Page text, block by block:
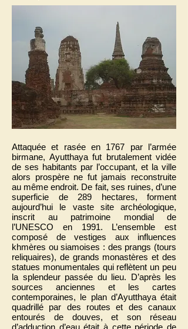
Attaquée et rasée en 1767 par l’armée
birmane, Ayutthaya fut brutalement vidée
de ses habitants par l’occupant, et la ville
alors prospère ne fut jamais reconstruite
au même endroit. De fait, ses ruines, d’une
superficie de 289 hectares, forment
aujourd’hui le vaste site archéologique,
inscrit au patrimoine mondial de
l’UNESCO en 1991. L’ensemble est
composé de vestiges aux influences
khmères ou siamoises : des prangs (tours
reliquaires), de grands monastères et des
statues monumentales qui reflètent un peu
la splendeur passée du lieu. D’après les
sources anciennes et les cartes
contemporaines, le plan d’Ayutthaya était
quadrillé par des routes et des canaux
entourés de douves, et son réseau
d’adduction d’eau était à cette période de